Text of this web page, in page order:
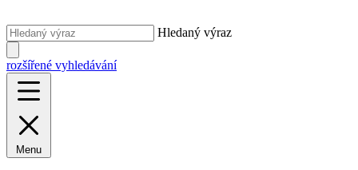
Hledaný výraz
rozšířené vyhledávání
Menu